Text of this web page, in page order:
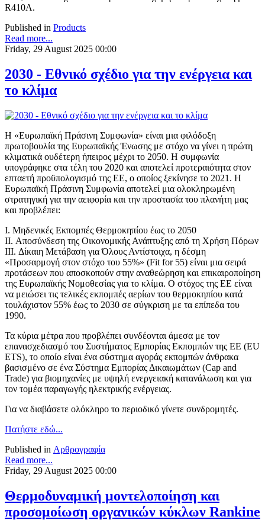
R410A.
Published in Products
Read more...
Friday, 29 August 2025 00:00
2030 - Εθνικό σχέδιο για την ενέργεια και
το κλίμα
Η «Ευρωπαϊκή Πράσινη Συμφωνία» είναι μια φιλόδοξη
πρωτοβουλία της Ευρωπαϊκής Ένωσης με στόχο να γίνει η πρώτη
κλιματικά ουδέτερη ήπειρος μέχρι το 2050. Η συμφωνία
υπογράφηκε στα τέλη του 2020 και αποτελεί προτεραιότητα στον
επταετή προϋπολογισμό της ΕΕ, ο οποίος ξεκίνησε το 2021. Η
Ευρωπαϊκή Πράσινη Συμφωνία αποτελεί μια ολοκληρωμένη
στρατηγική για την αειφορία και την προστασία του πλανήτη μας
και προβλέπει:
I. Μηδενικές Εκπομπές Θερμοκηπίου έως το 2050
II. Αποσύνδεση της Οικονομικής Ανάπτυξης από τη Χρήση Πόρων
III. Δίκαιη Μετάβαση για Όλους Αντίστοιχα, η δέσμη
«Προσαρμογή στον στόχο του 55%» (Fit for 55) είναι μια σειρά
προτάσεων που αποσκοπούν στην αναθεώρηση και επικαιροποίηση
της Ευρωπαϊκής Νομοθεσίας για το κλίμα. Ο στόχος της ΕΕ είναι
να μειώσει τις τελικές εκπομπές αερίων του θερμοκηπίου κατά
τουλάχιστον 55% έως το 2030 σε σύγκριση με τα επίπεδα του
1990.
Τα κύρια μέτρα που προβλέπει συνδέονται άμεσα με τον
επανασχεδιασμό του Συστήματος Εμπορίας Εκπομπών της ΕΕ (EU
ETS), το οποίο είναι ένα σύστημα αγοράς εκπομπών άνθρακα
βασισμένο σε ένα Σύστημα Εμπορίας Δικαιωμάτων (Cap and
Trade) για βιομηχανίες με υψηλή ενεργειακή κατανάλωση και για
τον τομέα παραγωγής ηλεκτρικής ενέργειας.
Για να διαβάσετε ολόκληρο το περιοδικό γίνετε συνδρομητές.
Πατήστε εδώ...
Published in Αρθρογραφία
Read more...
Friday, 29 August 2025 00:00
Θερμοδυναμική μοντελοποίηση και
προσομοίωση οργανικών κύκλων Rankine